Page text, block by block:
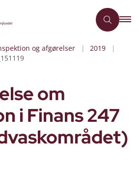
og afgørelser
2019
om
i Finans 247